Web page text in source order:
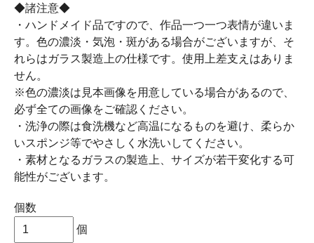
◆諸注意◆
・ハンドメイド品ですので、作品一つ一つ表情が違いま
す。色の濃淡・気泡・斑がある場合がございますが、そ
れらはガラス製造上の仕様です。使用上差支えはありま
せん。
※色の濃淡は見本画像を用意している場合があるので、
必ず全ての画像をご確認ください。
・洗浄の際は食洗機など高温になるものを避け、柔らか
いスポンジ等でやさしく水洗いしてください。
・素材となるガラスの製造上、サイズが若干変化する可
能性がございます。
個数
個